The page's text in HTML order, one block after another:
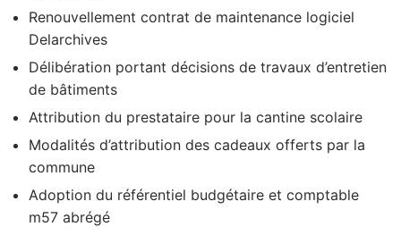
Renouvellement contrat de maintenance logiciel
Delarchives
Délibération portant décisions de travaux d’entretien
de bâtiments
Attribution du prestataire pour la cantine scolaire
Modalités d’attribution des cadeaux offerts par la
commune
Adoption du référentiel budgétaire et comptable
m57 abrégé